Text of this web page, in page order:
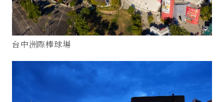
台中洲際棒球場